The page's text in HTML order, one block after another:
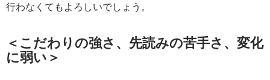
行わなくてもよろしいでしょう。
＜こだわりの強さ、先読みの苦手さ、変化
に弱い＞